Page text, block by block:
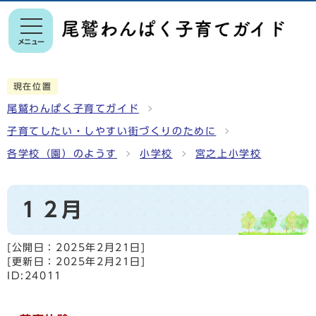
メニュー
現在位置
尾鷲わんぱく子育てガイド
子育てしたい・しやすい街づくりのために
各学校（園）のようす 小学校 宮之上小学校
１２月
[公開日： 2025年2月21日 ]
[更新日： 2025年2月21日 ]
ID:24011